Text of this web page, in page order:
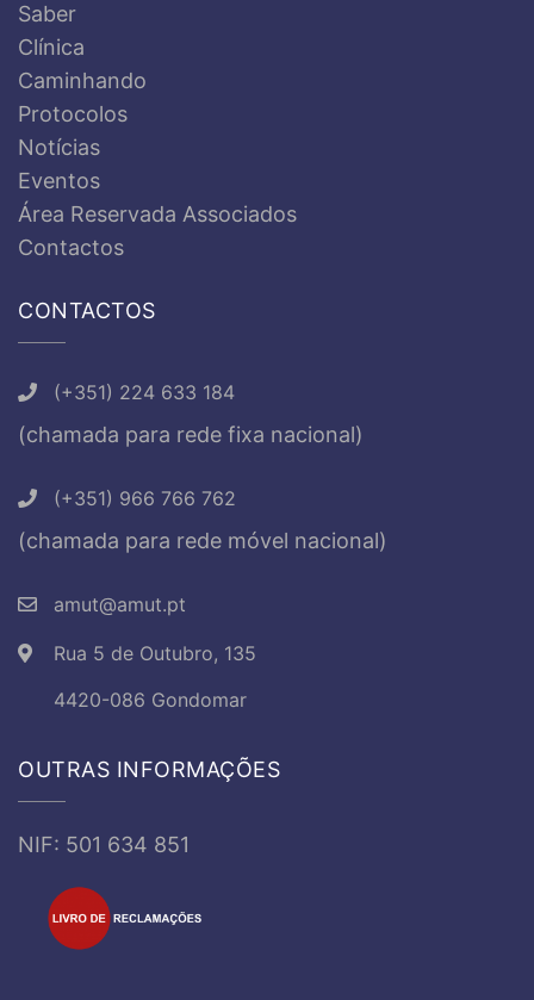
Saber
Clínica
Caminhando
Protocolos
Notícias
Eventos
Área Reservada Associados
Contactos
CONTACTOS
(+351) 224 633 184
(chamada para rede fixa nacional)
(+351) 966 766 762
(chamada para rede móvel nacional)
amut@amut.pt
Rua 5 de Outubro, 135
4420-086 Gondomar
OUTRAS INFORMAÇÕES
NIF: 501 634 851